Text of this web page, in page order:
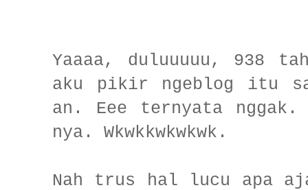
Yaaaa, duluuuuu, 938
aku pikir ngeblog itu
an. Eee ternyata
nya. Wkwkkwkwkwk.
Nah trus hal lucu apa